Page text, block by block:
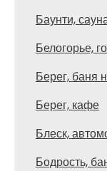
Баунти,
Белогорье,
Берег, баня
Берег, кафе
Блеск,
Бодрость,